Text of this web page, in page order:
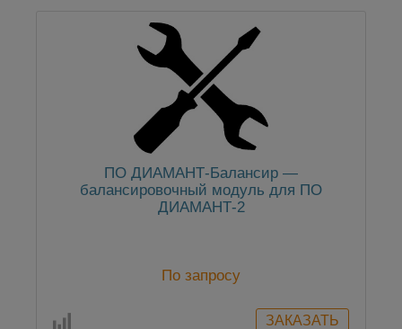
ПО ДИАМАНТ-Балансир —
балансировочный модуль для ПО
ДИАМАНТ-2
По запросу